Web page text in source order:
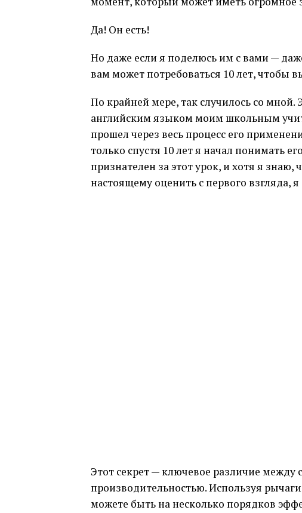
Да! Он есть!
Но даже если я поделюсь им с вами —
вам может потребоваться 10 лет, чтобы
По крайней мере, так случилось со
английским языком моим школьным
прошел через весь процесс его
только спустя 10 лет я начал понимать
признателен за этот урок, и хотя я
настоящему оценить с первого взгляда,
Этот секрет — ключевое различие между
производительностью. Используя
можете быть на несколько порядков